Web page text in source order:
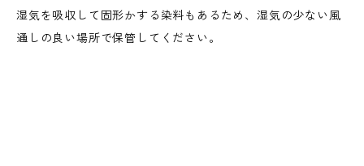
湿気を吸収して固形かする染料もあるため、湿気の少ない風
通しの良い場所で保管してください。